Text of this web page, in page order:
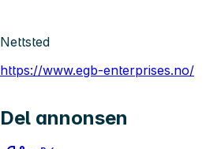
Nettsted
https://www.egb-enterprises.no/
Del annonsen